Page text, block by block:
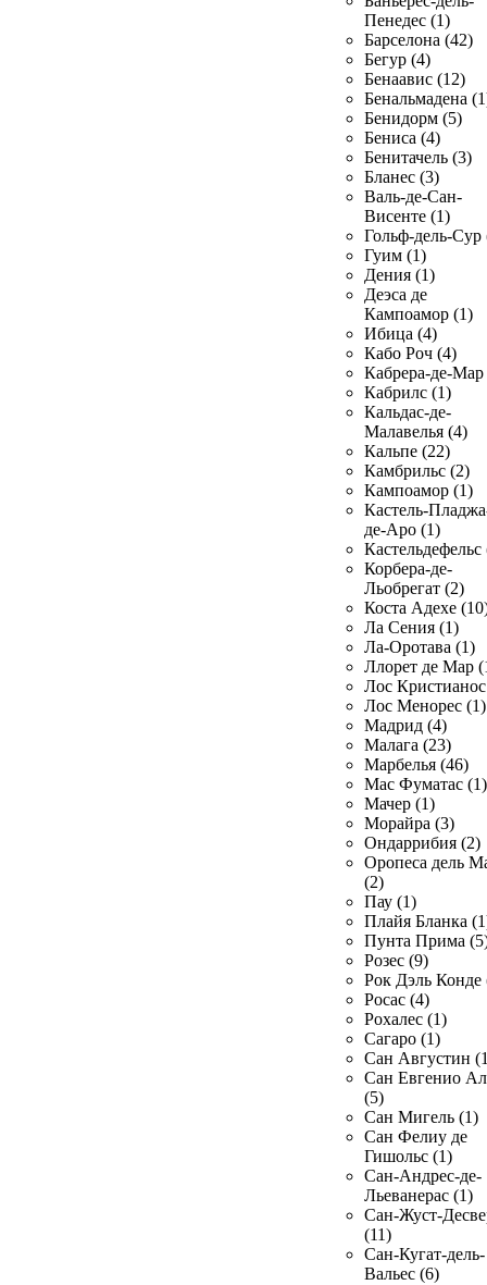
Пенедес (1)
Барселона (42)
Бегур (4)
Бенаавис (12)
Бенальмадена
Бенидорм (5)
Бениса (4)
Бенитачель (3)
Бланес (3)
Валь-де-Сан-
Висенте (1)
Гольф-дель-Сур
Гуим (1)
Дения (1)
Деэса де
Кампоамор (1)
Ибица (4)
Кабо Роч (4)
Кабрера-де-Мар
Кабрилс (1)
Кальдас-де-
Малавелья (4)
Кальпе (22)
Камбрильс (2)
Кампоамор (1)
Кастель-
де-Аро (1)
Кастельдефельс
Корбера-де-
Льобрегат (2)
Коста Адехе
Ла Сения (1)
Ла-Оротава (1)
Ллорет де Мар
Лос
Лос Менорес (1)
Мадрид (4)
Малага (23)
Марбелья (46)
Мас Фуматас (1)
Мачер (1)
Морайра (3)
Ондаррибия (2)
Оропеса дель
(2)
Пау (1)
Плайя Бланка
Пунта Прима
Розес (9)
Рок Дэль Конде
Росас (4)
Рохалес (1)
Сагаро (1)
Сан Августин
Сан Евгенио
(5)
Сан Мигель (1)
Сан Фелиу де
Гишольс (1)
Сан-Андрес-де-
Льеванерас (1)
Сан-Жуст-
(11)
Сан-Кугат-дель-
Вальес (6)